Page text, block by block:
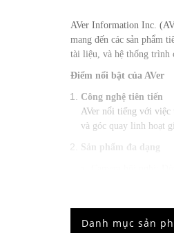
AVer Information Inc.
mang đến các sản phẩm
tài liệu, và hệ thống trình
Điểm nổi bật của AVer
Công nghệ tiên tiến
AVer nổi tiếng với việc
và góc quay linh hoạt
Sản phẩm đa dạng
Camera tài liệu:
Danh mục sản